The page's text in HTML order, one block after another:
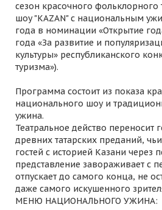
сезон красочного фольклорного
шоу "KAZAN" с национальным
года в номинации «Открытие
года «За развитие и
культуры» республиканского
туризма»).
Программа состоит из показа
национального шоу и
ужина.
Театральное действо переносит
древних татарских преданий,
гостей с историей Казани через
представление завораживает с
отпускает до самого конца, не
даже самого искушенного
МЕНЮ НАЦИОНАЛЬНОГО УЖИНА: